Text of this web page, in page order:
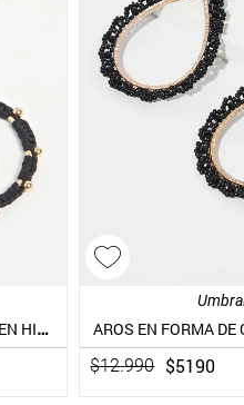
AROS ARGOLLA FORRADOS EN HILO CON PEQUEÑOS DETALLES DORADOS
$12.990 $5190